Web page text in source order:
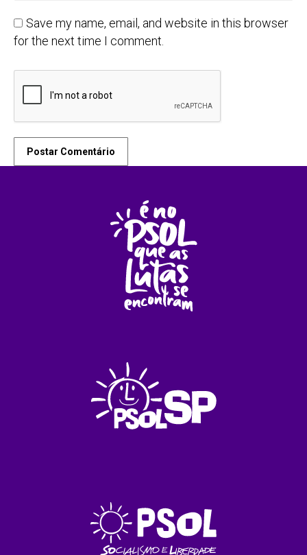
Save my name, email, and website in this browser
for the next time I comment.
Postar Comentário